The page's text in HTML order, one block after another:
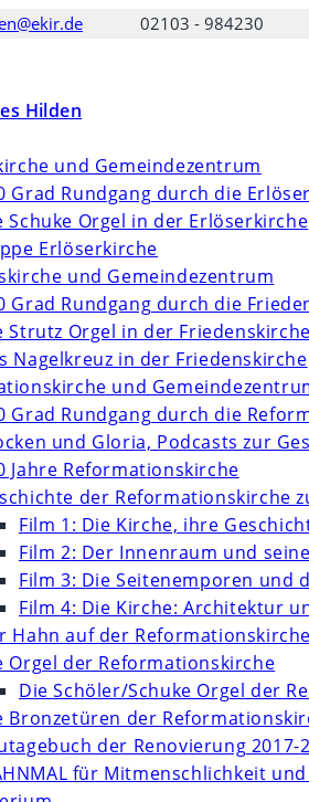
02103 - 984230
Hilden
und Gemeindezentrum
Grad Rundgang durch die
Schuke Orgel in der Erlöserkirche
Erlöserkirche
und Gemeindezentrum
Grad Rundgang durch die
Strutz Orgel in der Friedenskirche
Nagelkreuz in der Friedenskirche
und
Grad Rundgang durch die
und Gloria, Podcasts zur
Jahre Reformationskirche
der Reformationskirche
Film 1: Die Kirche, ihre
Film 2: Der Innenraum und
Film 3: Die Seitenemporen und
Film 4: Die Kirche: Architektur
Hahn auf der Reformationskirche
Orgel der Reformationskirche
Die Schöler/Schuke Orgel der
Bronzetüren der
der Renovierung 2017-
für Mitmenschlichkeit